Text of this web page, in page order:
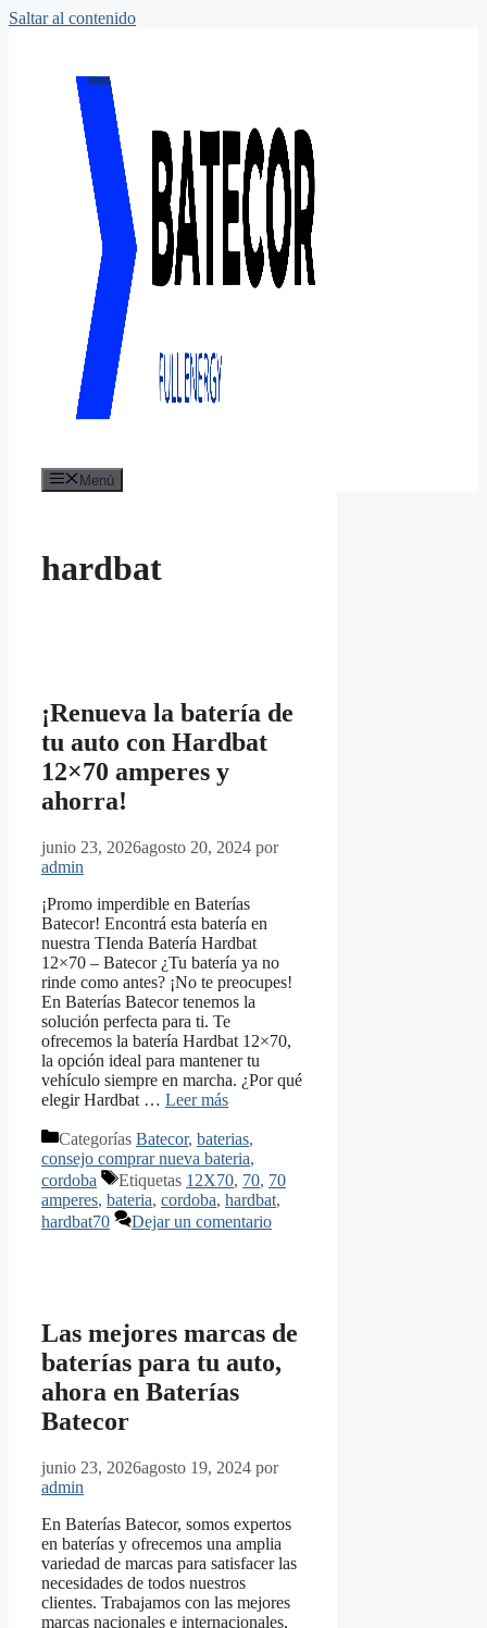
Saltar al contenido
Menú
hardbat
¡Renueva la batería de
tu auto con Hardbat
12×70 amperes y
ahorra!
junio 23, 2026agosto 20, 2024 por
admin
¡Promo imperdible en Baterías
Batecor! Encontrá esta batería en
nuestra TIenda Batería Hardbat
12×70 – Batecor ¿Tu batería ya no
rinde como antes? ¡No te preocupes!
En Baterías Batecor tenemos la
solución perfecta para ti. Te
ofrecemos la batería Hardbat 12×70,
la opción ideal para mantener tu
vehículo siempre en marcha. ¿Por qué
elegir Hardbat … Leer más
Categorías Batecor, baterias,
consejo comprar nueva bateria,
cordoba
Etiquetas 12X70, 70, 70
amperes, bateria, cordoba, hardbat,
hardbat70
Dejar un comentario
Las mejores marcas de
baterías para tu auto,
ahora en Baterías
Batecor
junio 23, 2026agosto 19, 2024 por
admin
En Baterías Batecor, somos expertos
en baterías y ofrecemos una amplia
variedad de marcas para satisfacer las
necesidades de todos nuestros
clientes. Trabajamos con las mejores
marcas nacionales e internacionales,